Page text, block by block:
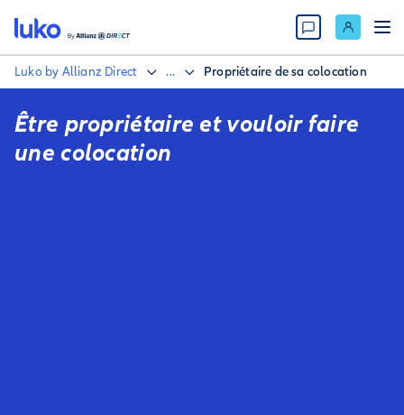
Luko by Allianz Direct ... Propriétaire de sa colocation
Être propriétaire et vouloir faire
une colocation